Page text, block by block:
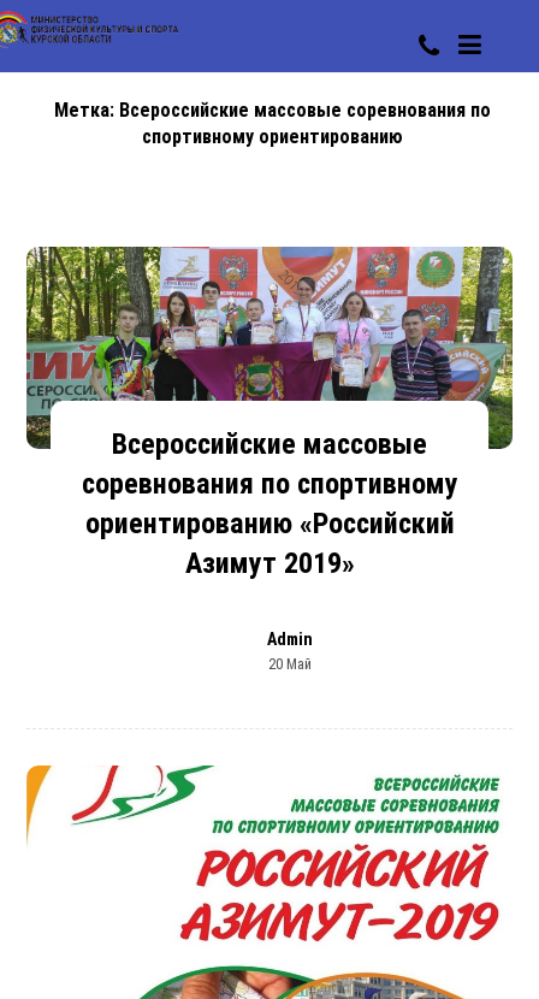
Метка: Всероссийские массовые соревнования по
спортивному ориентированию
Всероссийские массовые
соревнования по спортивному
ориентированию «Российский
Азимут 2019»
Admin
20 Май